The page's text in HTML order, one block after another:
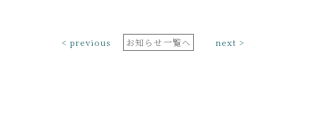
< previous お知らせ一覧へ next >